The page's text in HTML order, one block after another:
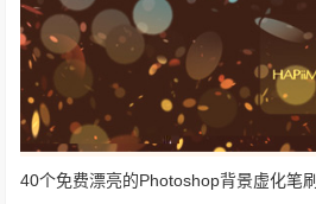
40个免费漂亮的Photoshop背景虚化笔刷